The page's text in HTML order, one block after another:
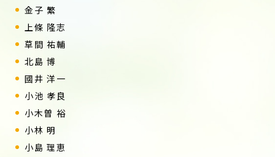
金子 繁
上條 隆志
草間 祐輔
北島 博
國井 洋一
小池 孝良
小木曽 裕
小林 明
小島 理恵